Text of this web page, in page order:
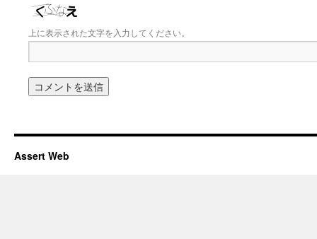
上に表示された文字を入力してください。
Assert Web